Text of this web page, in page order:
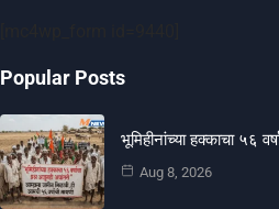
Popular Posts
भूमिहीनांच्या हक्काचा ५६
Aug 8, 2026